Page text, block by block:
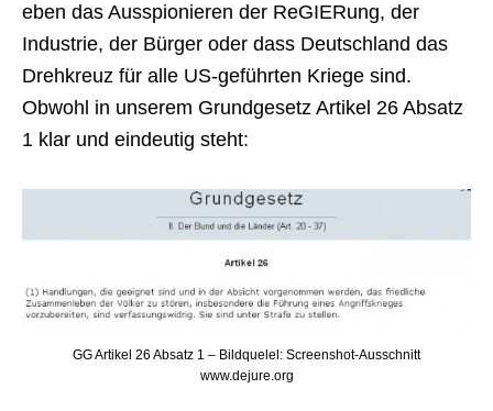
eben das Ausspionieren der ReGIERung, der
Industrie, der Bürger oder dass Deutschland das
Drehkreuz für alle US-geführten Kriege sind.
Obwohl in unserem Grundgesetz Artikel 26 Absatz
1 klar und eindeutig steht:
GG Artikel 26 Absatz 1 – Bildquelel: Screenshot-Ausschnitt
www.dejure.org